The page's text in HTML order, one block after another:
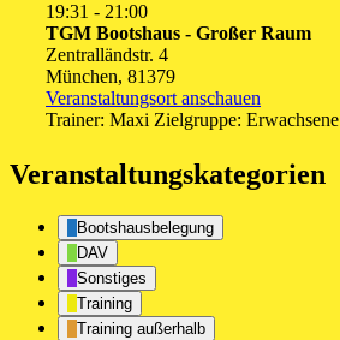
19:31 - 21:00
TGM Bootshaus - Großer Raum
Zentralländstr. 4
München, 81379
Veranstaltungsort anschauen
Trainer: Maxi Zielgruppe: Erwachsene
Veranstaltungskategorien
Bootshausbelegung
DAV
Sonstiges
Training
Training außerhalb